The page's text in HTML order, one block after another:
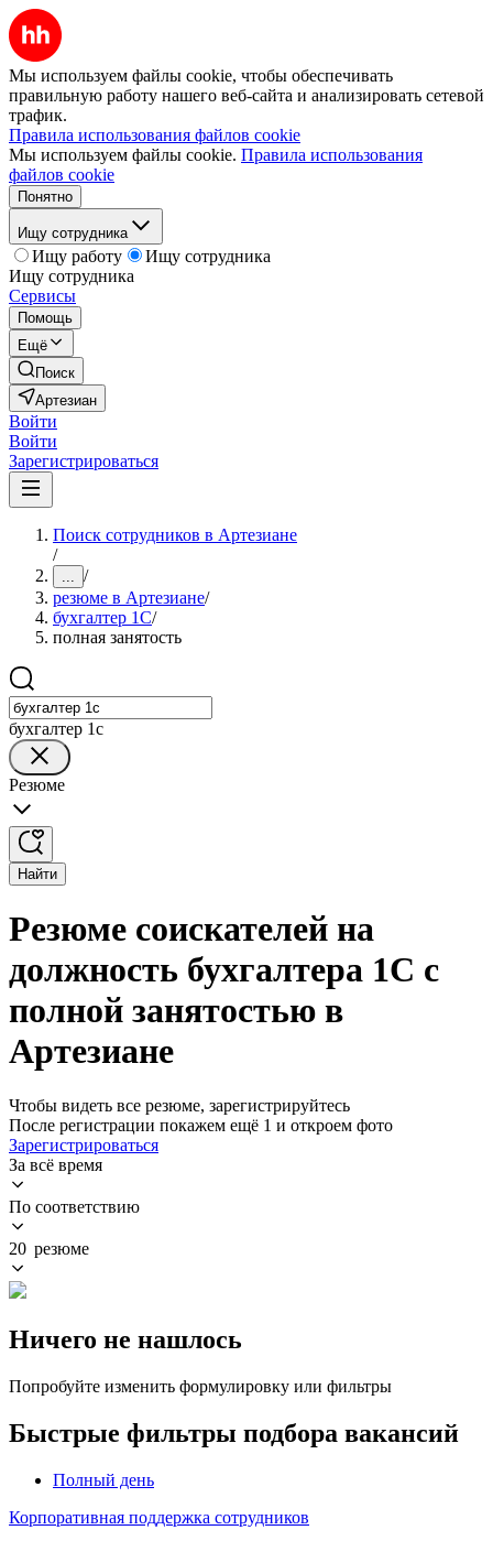
Мы используем файлы cookie, чтобы обеспечивать
правильную работу нашего веб-сайта и анализировать сетевой
трафик.
Правила использования файлов cookie
Мы используем файлы cookie. Правила использования
файлов cookie
Понятно
Ищу сотрудника
Ищу работу
Ищу сотрудника
Ищу сотрудника
Сервисы
Помощь
Ещё
Поиск
Артезиан
Войти
Войти
Зарегистрироваться
Поиск сотрудников в Артезиане
/
... /
резюме в Артезиане/
бухгалтер 1C/
полная занятость
бухгалтер 1c
Резюме
Найти
Резюме соискателей на
должность бухгалтера 1C с
полной занятостью в
Артезиане
Чтобы видеть все резюме, зарегистрируйтесь
После регистрации покажем ещё 1 и откроем фото
Зарегистрироваться
За всё время
По соответствию
20 резюме
Ничего не нашлось
Попробуйте изменить формулировку или фильтры
Быстрые фильтры подбора вакансий
Полный день
Корпоративная поддержка сотрудников